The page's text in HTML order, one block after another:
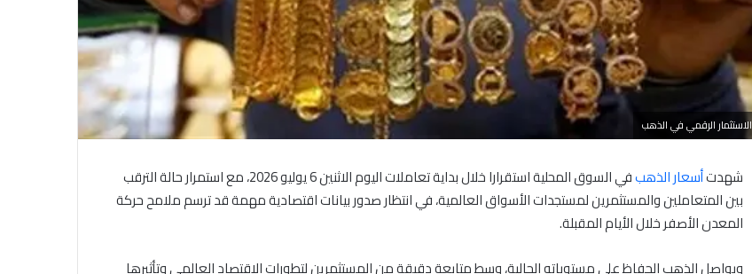
الاستثمار الرقمي في الذهب
شهدتأسعار الذهب
في السوق المحلية استقرارا خلال بداية تعاملات اليوم الاثنين 6 يوليو 2026، مع استمرار حالة الترقب
بين المتعاملين والمستثمرين لمستجدات الأسواق العالمية، في انتظار صدور بيانات اقتصادية مهمة قد ترسم ملامح حركة
المعدن الأصفر خلال الأيام المقبلة.
ويواصل الذهب الحفاظ على مستوياته الحالية، وسط متابعة دقيقة من المستثمرين لتطورات الاقتصاد العالمي وتأثيرها